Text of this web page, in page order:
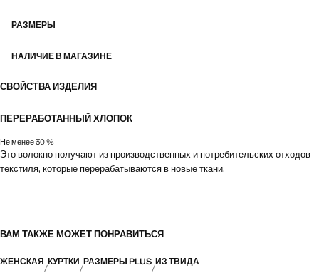
РАЗМЕРЫ
НАЛИЧИЕ В МАГАЗИНЕ
СВОЙСТВА ИЗДЕЛИЯ
ПЕРЕРАБОТАННЫЙ ХЛОПОК
Не менее 30 %
Это волокно получают из производственных и потребительских отходов
текстиля, которые перерабатываются в новые ткани.
ВАМ ТАКЖЕ МОЖЕТ ПОНРАВИТЬСЯ
ЖЕНСКАЯ КУРТКИ РАЗМЕРЫ PLUS ИЗ ТВИДА